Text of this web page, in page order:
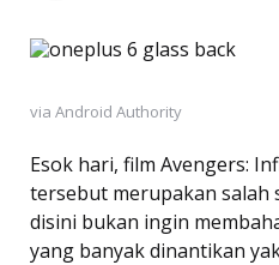
via Android Authority
Esok hari, film Avengers:
tersebut merupakan salah
disini bukan ingin
yang banyak dinantikan